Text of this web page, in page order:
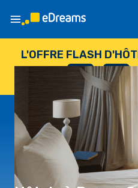
L'OFFRE FLASH
--
JOURS
: --
HEURES
: